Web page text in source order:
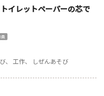
イレットペーパーの芯で
員
工作 しぜんあそび